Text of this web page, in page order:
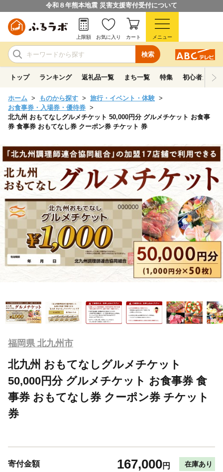
令和８年熊本地震 災害支援寄付受付について
検索
上限額 お気に入り カート メニュー
トップ ランキング 返礼品一覧 まち一覧 特集 初心者ガイド
ホーム ものから探す
旅行・イベント・体験
お食事券・入場券・優待券
北九州 おもてなしグルメチケット 50,000円分 グルメチケット お食事
券 食事券 おもてなし券 クーポン券 チケット 券
福岡県 北九州市
北九州 おもてなしグルメチケット
50,000円分 グルメチケット お食事券 食
事券 おもてなし券 クーポン券 チケット
券
寄付金額 167,000円 在庫あり